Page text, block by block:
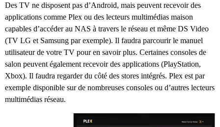
Des TV ne disposent pas d’Android, mais peuvent recevoir des
applications comme Plex ou des lecteurs multimédias maison
capables d’accéder au NAS à travers le réseau et même DS Video
(TV LG et Samsung par exemple). Il faudra parcourir le manuel
utilisateur de votre TV pour en savoir plus. Certaines consoles de
salon peuvent également recevoir des applications (PlayStation,
Xbox). Il faudra regarder du côté des stores intégrés. Plex est par
exemple disponible sur de nombreuses consoles ou d’autres lecteurs
multimédias réseau.